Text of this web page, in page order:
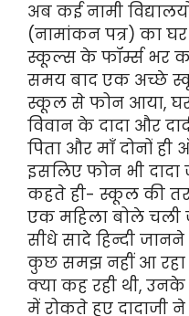
अब कई नामी
(नामांकन पत्र) का
स्कूल्स के फॉर्म्स भर
समय बाद एक अच्छे
स्कूल से फोन आया, घर
विवान के दादा और
पिता और माँ दोनों
इसलिए फोन भी दादा
कहते ही- स्कूल की
एक महिला बोले चली
सीधे सादे हिन्दी
कुछ समझ नहीं आ रहा
क्या कह रही थी, उनके
में रोकते हुए दादाजी